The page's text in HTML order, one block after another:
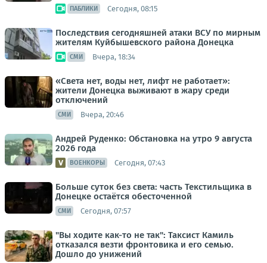
ПАБЛИКИ Сегодня, 08:15
Последствия сегодняшней атаки ВСУ по мирным
жителям Куйбышевского района Донецка
СМИ Вчера, 18:34
«Света нет, воды нет, лифт не работает»:
жители Донецка выживают в жару среди
отключений
СМИ Вчера, 20:46
Андрей Руденко: Обстановка на утро 9 августа
2026 года
ВОЕНКОРЫ Сегодня, 07:43
Больше суток без света: часть Текстильщика в
Донецке остаётся обесточенной
СМИ Сегодня, 07:57
"Вы ходите как-то не так": Таксист Камиль
отказался везти фронтовика и его семью.
Дошло до унижений